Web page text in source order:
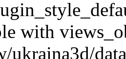
with
ukraina3d/